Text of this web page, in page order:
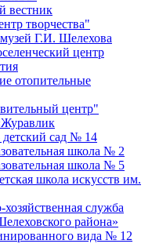
вестник
творчества"
Г.И. Шелехова
центр
отопительные
центр"
детский сад № 14
школа № 2
школа № 5
школа искусств им.
служба
района»
вида № 12